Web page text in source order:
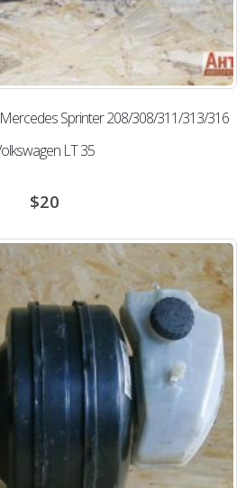
Sprinter 208/308/311/313/316
LT 35
$20